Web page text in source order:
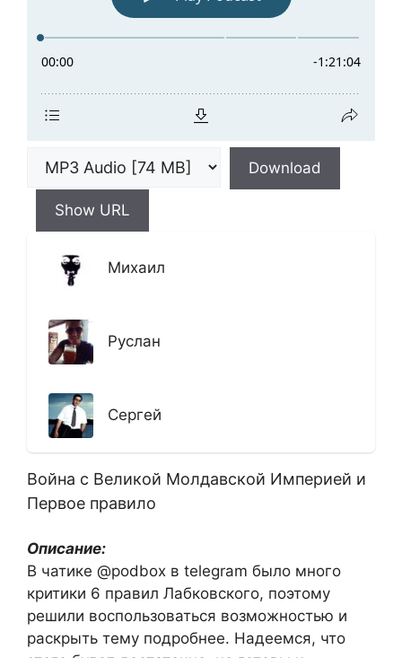
Download
Show URL
Михаил
Руслан
Сергей
Война с Великой Молдавской Империей и
Первое правило
Описание:
В чатике @podbox в telegram было много
критики 6 правил Лабковского, поэтому
решили воспользоваться возможностью и
раскрыть тему подробнее. Надеемся, что